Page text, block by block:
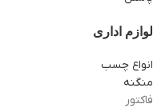
لوازم اداری
انواع چسب
منگنه
فاکتور